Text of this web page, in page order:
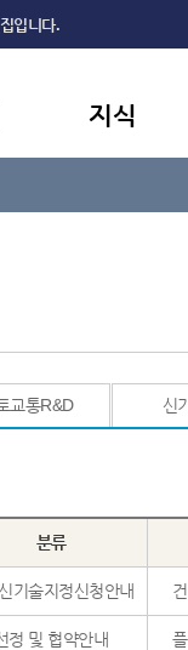
입니다.
지식
교통R&D 신
분류
기술지정신청안내
정 및 협약안내